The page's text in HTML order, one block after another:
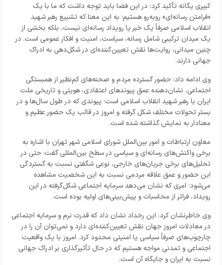
کبیری یگانه تأکید کرد: در این فضا باید توجه داشت که ما با یک
«فرامتن رسانه‌ای» روبه‌رو هستیم؛ به این معنا که تشییع رهبر شهید
انقلاب اسلامی صرفاً یک خبر یا رویداد رسانه‌ای نیست، بلکه بخشی از
یک میدان ترکیبی شامل رسانه، سیاست، امنیت و افکار عمومی است. در
چنین میدانی، روایت‌ها نقش تعیین‌کننده‌ای در شکل‌دهی به ادراک
جهانی دارند.
وی ادامه داد: حضور گسترده مردم و صحنه‌های کم‌نظیر از همبستگی
اجتماعی، نشان‌دهنده عمق پیوندهای اعتقادی، هویتی و تاریخی ملت
ایران با رهبر شهید انقلاب اسلامی است؛ پیوندی که در طول سال‌ها و در
بستر تحولات مختلف شکل گرفته و امروز در قالب یک حضور عظیم و
معنادار به نمایش گذاشته شده است.
معاون ارتباطات و امور بین‌الملل شورای اسلامی شهر تهران با اشاره به
برخی واکنش‌های رسانه‌ای و سیاسی در سطح بین‌المللی گفت: حتی در
تحلیل‌های برخی جریان‌های خارجی، نوعی شگفتی نسبت به گستردگی
این حضور و عمق علاقه مردمی نسبت به این شخصیت مشاهده
می‌شود؛ امری که نشان می‌دهد سرمایه اجتماعی شکل‌گرفته در این
رویداد، فراتر از محاسبات و پیش‌بینی‌های اولیه بوده است.
وی خاطرنشان کرد: این رخداد نشان داد که قدرت نرم و سرمایه اجتماعی
در معادلات امروز جهان نقش تعیین‌کننده‌ای دارد و نمی‌توان آن را در
چارچوب‌های صرفاً سیاسی یا امنیتی محدود کرد. امروز با یک واقعیت
اجتماعی و تمدنی مواجه هستیم که در حال تأثیرگذاری بر ادراک جهانی
نسبت به ایران و جایگاه آن است.